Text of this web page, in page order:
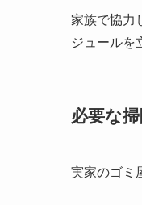
家族で協力
ジュールを
必要な
実家のゴミ